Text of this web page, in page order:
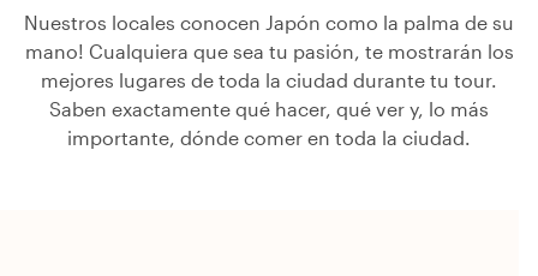
Nuestros locales conocen Japón como la palma de su
mano! Cualquiera que sea tu pasión, te mostrarán los
mejores lugares de toda la ciudad durante tu tour.
Saben exactamente qué hacer, qué ver y, lo más
importante, dónde comer en toda la ciudad.